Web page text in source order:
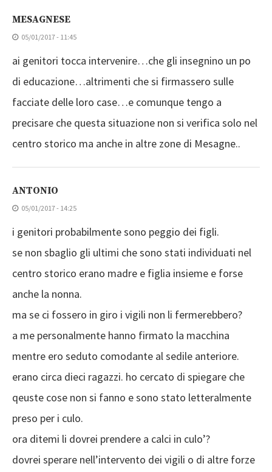
MESAGNESE
05/01/2017 - 11:45
ai genitori tocca intervenire…che gli insegnino un po
di educazione…altrimenti che si firmassero sulle
facciate delle loro case…e comunque tengo a
precisare che questa situazione non si verifica solo nel
centro storico ma anche in altre zone di Mesagne..
ANTONIO
05/01/2017 - 14:25
i genitori probabilmente sono peggio dei figli.
se non sbaglio gli ultimi che sono stati individuati nel
centro storico erano madre e figlia insieme e forse
anche la nonna.
ma se ci fossero in giro i vigili non li fermerebbero?
a me personalmente hanno firmato la macchina
mentre ero seduto comodante al sedile anteriore.
erano circa dieci ragazzi. ho cercato di spiegare che
qeuste cose non si fanno e sono stato letteralmente
preso per i culo.
ora ditemi li dovrei prendere a calci in culo’?
dovrei sperare nell’intervento dei vigili o di altre forze